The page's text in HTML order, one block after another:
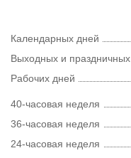
Календарных дней
Выходных и праздничных
Рабочих дней
40-часовая неделя
36-часовая неделя
24-часовая неделя